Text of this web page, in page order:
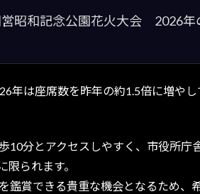
営昭和記念公園花火大会 2026年
は座席数を昨年の約1.5倍に増や
分とアクセスしやすく、市役所
られます。
賞できる貴重な機会となるため、